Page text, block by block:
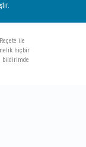
ile
hiçbir
bildirimde